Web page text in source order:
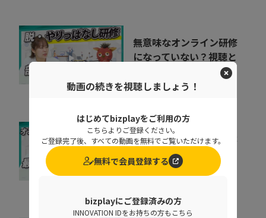
無意味なオンライン研修
になっていない？視聴と
理解度を促進する工...
株式会社PLAY
もう配信作業に時間を奪
われない。 オンライン
配信を自動化する方法
動画の続きを視聴しましょう！
はじめてbizplayをご利用の方
こちらよりご登録ください。
ご登録完了後、すべての動画を無料でご覧いただけます。
無料で会員登録する
bizplayにご登録済みの方
INNOVATION IDをお持ちの方もこちら